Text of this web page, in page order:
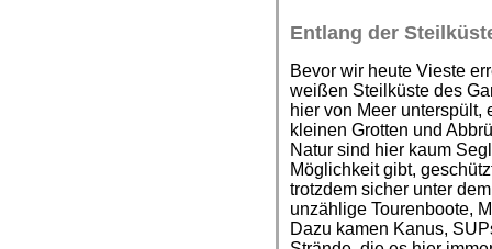
Entlang der
Bevor wir heute Vieste
weißen Steilküste des
hier von Meer unterspült,
kleinen Grotten und
Natur sind hier kaum
Möglichkeit gibt,
trotzdem sicher unter
unzählige Tourenboote,
Dazu kamen Kanus,